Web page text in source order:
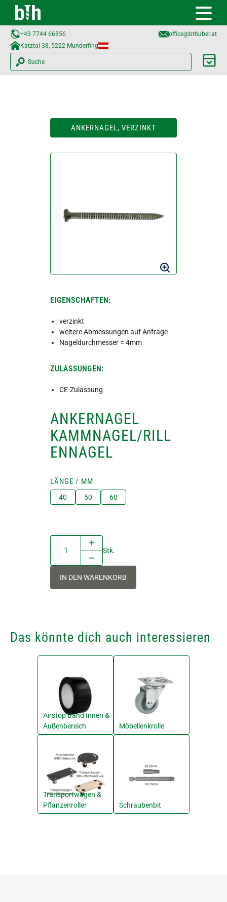
+43 7744 66356
office@bthuber.at​
Katztal 38, 5222 Munderfing
Suche
ANKERNAGEL, VERZINKT
EIGENSCHAFTEN:
verzinkt
weitere Abmessungen auf Anfrage
Nageldurchmesser = 4mm
ZULASSUNGEN:
CE-Zulassung
ANKERNAGEL
KAMMNAGEL/RILL
ENNAGEL
LÄNGE / MM
40 50 60
Stk.
IN DEN WARENKORB
Das könnte dich auch interessieren
Airstop Band Innen &
Außenbereich
Möbellenkrolle
Transportwagen &
Pflanzenroller
Schraubenbit